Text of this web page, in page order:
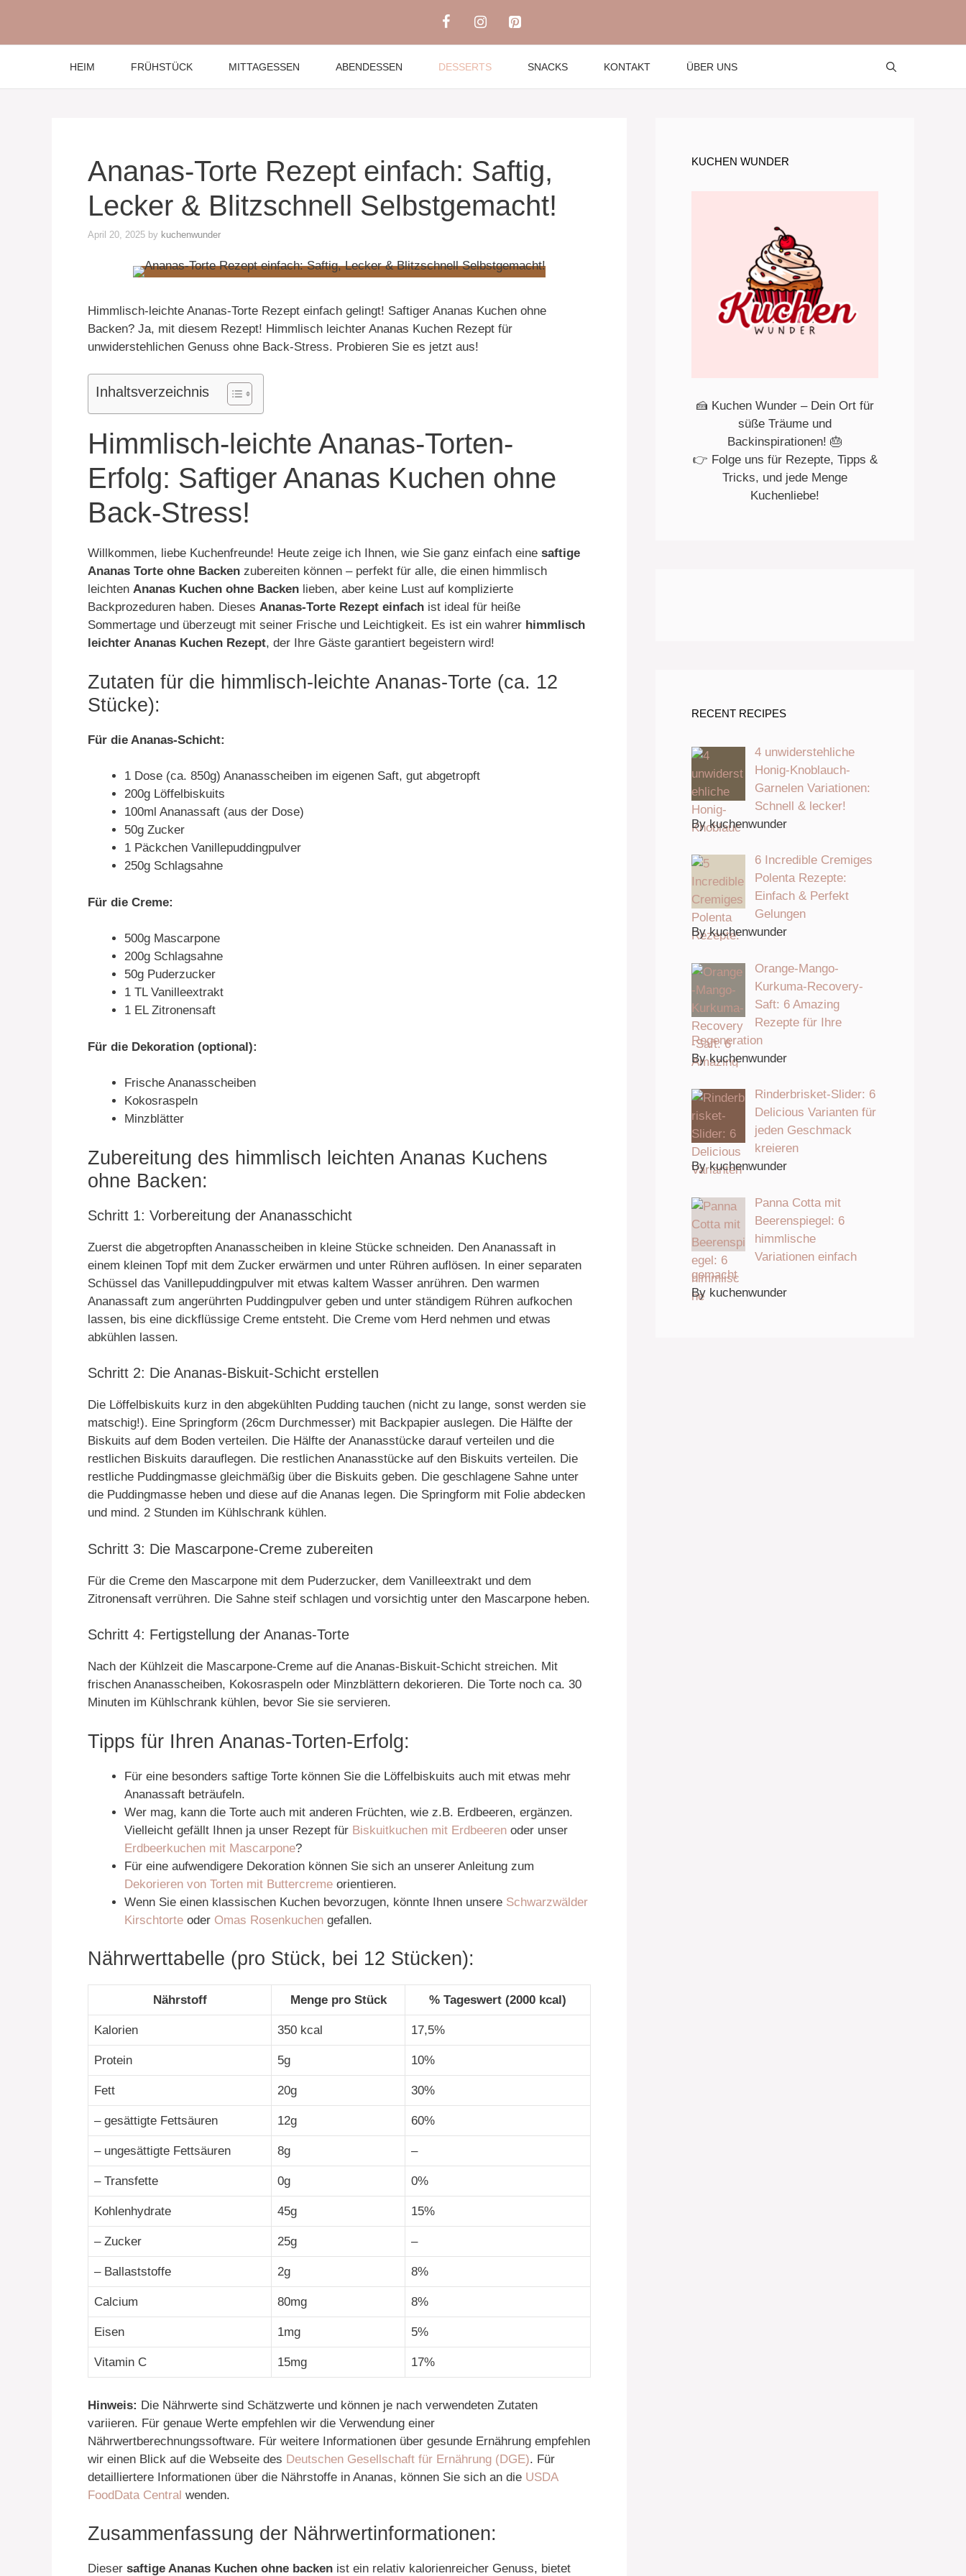
content
HEIM FRÜHSTÜCK MITTAGESSEN ABENDESSEN DESSERTS SNACKS KONTAKT ÜBER UNS
Ananas-Torte Rezept einfach: Saftig,
Lecker & Blitzschnell Selbstgemacht!
April 20, 2025 by kuchenwunder
Himmlisch-leichte Ananas-Torte Rezept einfach gelingt! Saftiger Ananas Kuchen ohne
Backen? Ja, mit diesem Rezept! Himmlisch leichter Ananas Kuchen Rezept für
unwiderstehlichen Genuss ohne Back-Stress. Probieren Sie es jetzt aus!
Inhaltsverzeichnis
Himmlisch-leichte Ananas-Torten-
Erfolg: Saftiger Ananas Kuchen ohne
Back-Stress!
Willkommen, liebe Kuchenfreunde! Heute zeige ich Ihnen, wie Sie ganz einfach eine saftige
Ananas Torte ohne Backen zubereiten können – perfekt für alle, die einen himmlisch
leichten Ananas Kuchen ohne Backen lieben, aber keine Lust auf komplizierte
Backprozeduren haben. Dieses Ananas-Torte Rezept einfach ist ideal für heiße
Sommertage und überzeugt mit seiner Frische und Leichtigkeit. Es ist ein wahrer himmlisch
leichter Ananas Kuchen Rezept, der Ihre Gäste garantiert begeistern wird!
Zutaten für die himmlisch-leichte Ananas-Torte (ca. 12
Stücke):
Für die Ananas-Schicht:
1 Dose (ca. 850g) Ananasscheiben im eigenen Saft, gut abgetropft
200g Löffelbiskuits
100ml Ananassaft (aus der Dose)
50g Zucker
1 Päckchen Vanillepuddingpulver
250g Schlagsahne
Für die Creme:
500g Mascarpone
200g Schlagsahne
50g Puderzucker
1 TL Vanilleextrakt
1 EL Zitronensaft
Für die Dekoration (optional):
Frische Ananasscheiben
Kokosraspeln
Minzblätter
Zubereitung des himmlisch leichten Ananas Kuchens
ohne Backen:
Schritt 1: Vorbereitung der Ananasschicht
Zuerst die abgetropften Ananasscheiben in kleine Stücke schneiden. Den Ananassaft in
einem kleinen Topf mit dem Zucker erwärmen und unter Rühren auflösen. In einer separaten
Schüssel das Vanillepuddingpulver mit etwas kaltem Wasser anrühren. Den warmen
Ananassaft zum angerührten Puddingpulver geben und unter ständigem Rühren aufkochen
lassen, bis eine dickflüssige Creme entsteht. Die Creme vom Herd nehmen und etwas
abkühlen lassen.
Schritt 2: Die Ananas-Biskuit-Schicht erstellen
Die Löffelbiskuits kurz in den abgekühlten Pudding tauchen (nicht zu lange, sonst werden sie
matschig!). Eine Springform (26cm Durchmesser) mit Backpapier auslegen. Die Hälfte der
Biskuits auf dem Boden verteilen. Die Hälfte der Ananasstücke darauf verteilen und die
restlichen Biskuits darauflegen. Die restlichen Ananasstücke auf den Biskuits verteilen. Die
restliche Puddingmasse gleichmäßig über die Biskuits geben. Die geschlagene Sahne unter
die Puddingmasse heben und diese auf die Ananas legen. Die Springform mit Folie abdecken
und mind. 2 Stunden im Kühlschrank kühlen.
Schritt 3: Die Mascarpone-Creme zubereiten
Für die Creme den Mascarpone mit dem Puderzucker, dem Vanilleextrakt und dem
Zitronensaft verrühren. Die Sahne steif schlagen und vorsichtig unter den Mascarpone heben.
Schritt 4: Fertigstellung der Ananas-Torte
Nach der Kühlzeit die Mascarpone-Creme auf die Ananas-Biskuit-Schicht streichen. Mit
frischen Ananasscheiben, Kokosraspeln oder Minzblättern dekorieren. Die Torte noch ca. 30
Minuten im Kühlschrank kühlen, bevor Sie sie servieren.
Tipps für Ihren Ananas-Torten-Erfolg:
Für eine besonders saftige Torte können Sie die Löffelbiskuits auch mit etwas mehr
Ananassaft beträufeln.
Wer mag, kann die Torte auch mit anderen Früchten, wie z.B. Erdbeeren, ergänzen.
Vielleicht gefällt Ihnen ja unser Rezept für Biskuitkuchen mit Erdbeeren oder unser
Erdbeerkuchen mit Mascarpone?
Für eine aufwendigere Dekoration können Sie sich an unserer Anleitung zum
Dekorieren von Torten mit Buttercreme orientieren.
Wenn Sie einen klassischen Kuchen bevorzugen, könnte Ihnen unsere Schwarzwälder
Kirschtorte oder Omas Rosenkuchen gefallen.
Nährwerttabelle (pro Stück, bei 12 Stücken):
Nährstoff Menge pro Stück % Tageswert (2000 kcal)
Kalorien 350 kcal 17,5%
Protein 5g 10%
Fett 20g 30%
– gesättigte Fettsäuren 12g 60%
– ungesättigte Fettsäuren 8g –
– Transfette 0g 0%
Kohlenhydrate 45g 15%
– Zucker 25g –
– Ballaststoffe 2g 8%
Calcium 80mg 8%
Eisen 1mg 5%
Vitamin C 15mg 17%
Hinweis: Die Nährwerte sind Schätzwerte und können je nach verwendeten Zutaten
variieren. Für genaue Werte empfehlen wir die Verwendung einer
Nährwertberechnungssoftware. Für weitere Informationen über gesunde Ernährung empfehlen
wir einen Blick auf die Webseite des Deutschen Gesellschaft für Ernährung (DGE). Für
detailliertere Informationen über die Nährstoffe in Ananas, können Sie sich an die USDA
FoodData Central wenden.
Zusammenfassung der Nährwertinformationen:
Dieser saftige Ananas Kuchen ohne backen ist ein relativ kalorienreicher Genuss, bietet
KUCHEN WUNDER
🍰 Kuchen Wunder – Dein Ort für
süße Träume und
Backinspirationen! 🎂
👉 Folge uns für Rezepte, Tipps &
Tricks, und jede Menge
Kuchenliebe!
RECENT RECIPES
4 unwiderstehliche
Honig-Knoblauch-
Garnelen Variationen:
Schnell & lecker!
By kuchenwunder
6 Incredible Cremiges
Polenta Rezepte:
Einfach & Perfekt
Gelungen
By kuchenwunder
Orange-Mango-
Kurkuma-Recovery-
Saft: 6 Amazing
Rezepte für Ihre
Regeneration
By kuchenwunder
Rinderbrisket-Slider: 6
Delicious Varianten für
jeden Geschmack
kreieren
By kuchenwunder
Panna Cotta mit
Beerenspiegel: 6
himmlische
Variationen einfach
gemacht
By kuchenwunder